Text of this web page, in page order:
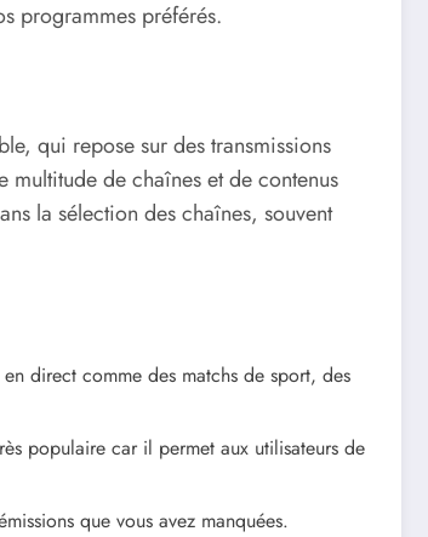
programmes préférés.
qui repose sur des transmissions
multitude de chaînes et de contenus
la sélection des chaînes, souvent
direct comme des matchs de sport, des
populaire car il permet aux utilisateurs de
que vous avez manquées.